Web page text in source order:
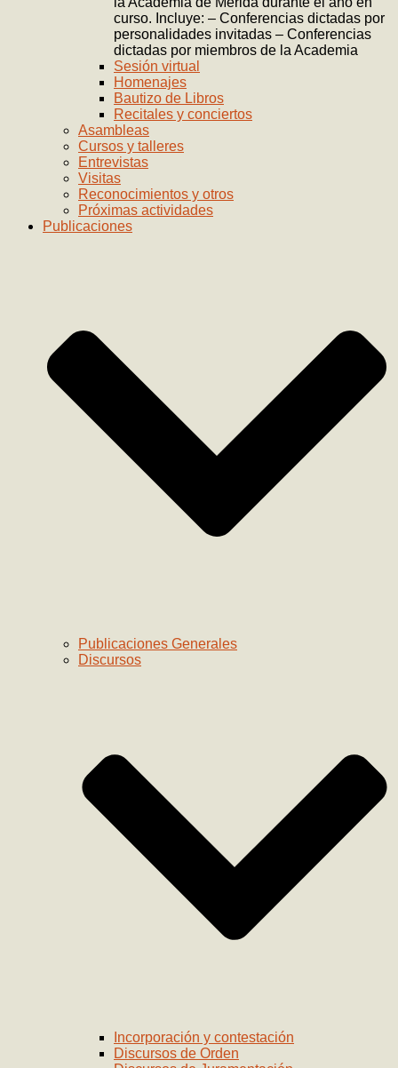
curso. Incluye: – Conferencias dictadas por
personalidades invitadas – Conferencias
dictadas por miembros de la Academia
Sesión virtual
Homenajes
Bautizo de Libros
Recitales y conciertos
Asambleas
Cursos y talleres
Entrevistas
Visitas
Reconocimientos y otros
Próximas actividades
Publicaciones
Publicaciones Generales
Discursos
Incorporación y contestación
Discursos de Orden